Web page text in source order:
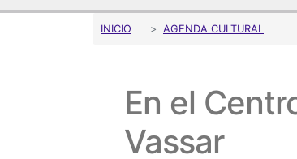
Sobrescribir
INICIO AGENDA CULTURAL
En el
Vassar